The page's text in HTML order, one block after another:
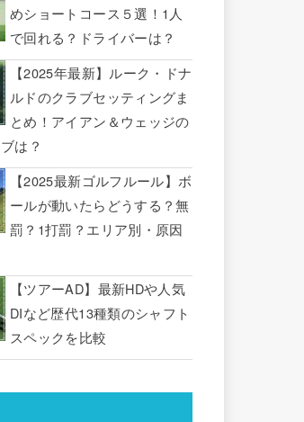
めショートコース５選！1人
で回れる？ドライバーは？
【2025年最新】ルーク・ドナ
ルドのクラブセッティングま
とめ！アイアン＆ウェッジの
は？
【2025最新ゴルフルール】ボ
ールが動いたらどうする？無
罰？1打罰？エリア別・原因
【ツアーAD】最新HDや人気
DIなど歴代13種類のシャフト
スペックを比較